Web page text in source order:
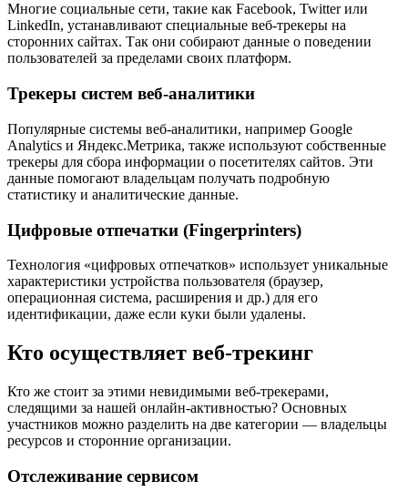
Многие социальные сети, такие как Facebook, Twitter или
LinkedIn, устанавливают специальные веб-трекеры на
сторонних сайтах. Так они собирают данные о поведении
пользователей за пределами своих платформ.
Трекеры систем веб-аналитики
Популярные системы веб-аналитики, например Google
Analytics и Яндекс.Метрика, также используют собственные
трекеры для сбора информации о посетителях сайтов. Эти
данные помогают владельцам получать подробную
статистику и аналитические данные.
Цифровые отпечатки (Fingerprinters)
Технология «цифровых отпечатков» использует уникальные
характеристики устройства пользователя (браузер,
операционная система, расширения и др.) для его
идентификации, даже если куки были удалены.
Кто осуществляет веб-трекинг
Кто же стоит за этими невидимыми веб-трекерами,
следящими за нашей онлайн-активностью? Основных
участников можно разделить на две категории — владельцы
ресурсов и сторонние организации.
Отслеживание сервисом